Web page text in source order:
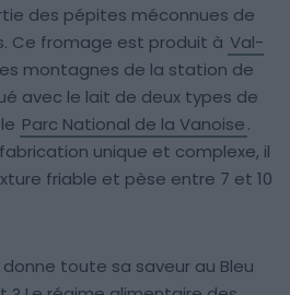
des pépites méconnues de
Ce fromage est produit à Val-
montagnes de la station de
avec le lait de deux types de
Parc National de la Vanoise.
unique et complexe, il
friable et pèse entre 7 et 10
toute sa saveur au Bleu